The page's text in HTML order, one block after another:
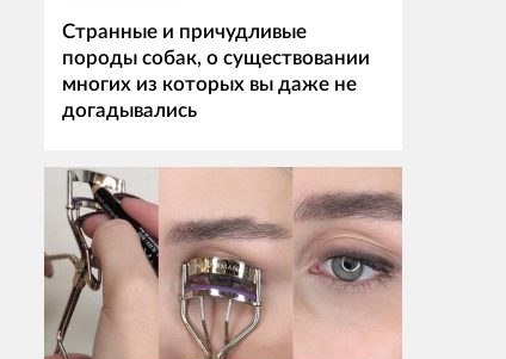
Странные и причудливые
породы собак, о существовании
многих из которых вы даже не
догадывались